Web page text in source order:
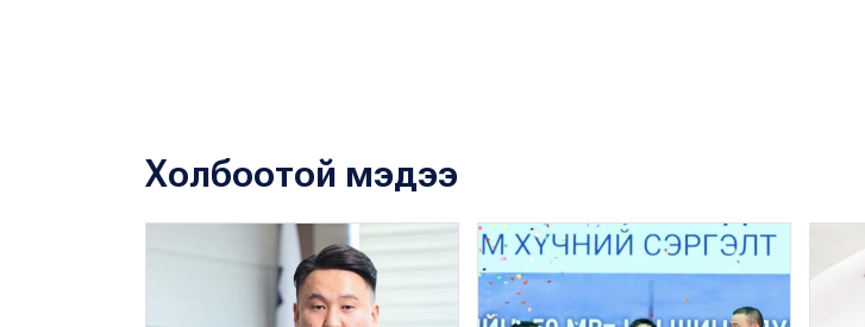
Холбоотой мэдээ